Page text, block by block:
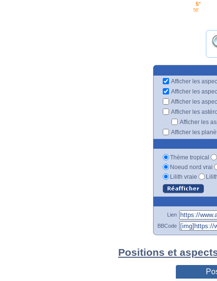
5°
56'
Afficher les
Afficher les
Afficher les
Afficher les
Afficher les
Afficher les
Thème tropical
Noeud nord vrai
Lilith vraie
Lien
BBCode
Positions et